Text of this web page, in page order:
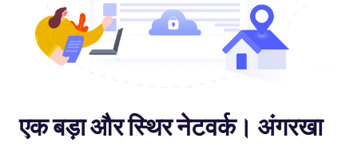
एक बड़ा और स्थिर नेटवर्क। अंगरखा